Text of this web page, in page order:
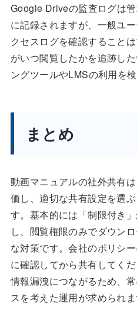
Google Driveの監査ログは
に記録されますが、一般ユ
クセスログを確認すること
がいつ閲覧したかを追跡し
ングツールやLMSの利用を検
まとめ
動画マニュアルの社外共有
価し、適切な共有設定を選
す。基本的には「制限付き
し、閲覧権限のみでダウン
な対策です。会社のポリシ
に確認してから共有してく
情報漏洩につながるため、
スを考えた運用が求められま